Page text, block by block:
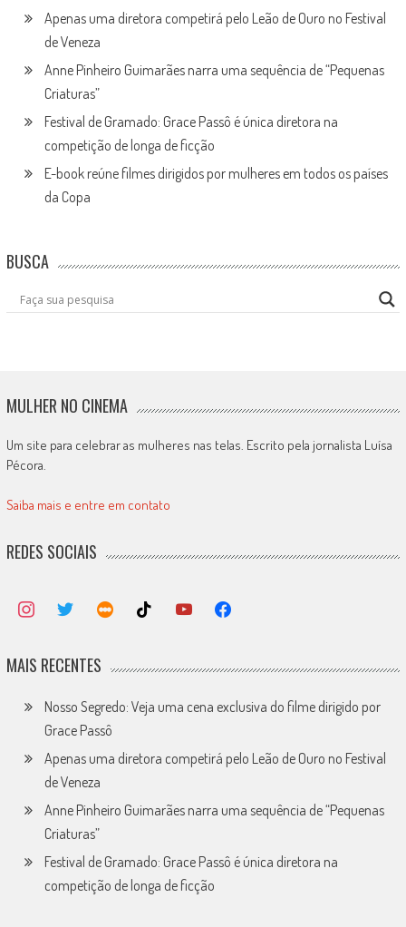
Apenas uma diretora competirá pelo Leão de Ouro no Festival
de Veneza
Anne Pinheiro Guimarães narra uma sequência de “Pequenas
Criaturas”
Festival de Gramado: Grace Passô é única diretora na
competição de longa de ficção
E-book reúne filmes dirigidos por mulheres em todos os países
da Copa
BUSCA
MULHER NO CINEMA
Um site para celebrar as mulheres nas telas. Escrito pela jornalista Luísa
Pécora.
Saiba mais e entre em contato
REDES SOCIAIS
MAIS RECENTES
Nosso Segredo: Veja uma cena exclusiva do filme dirigido por
Grace Passô
Apenas uma diretora competirá pelo Leão de Ouro no Festival
de Veneza
Anne Pinheiro Guimarães narra uma sequência de “Pequenas
Criaturas”
Festival de Gramado: Grace Passô é única diretora na
competição de longa de ficção